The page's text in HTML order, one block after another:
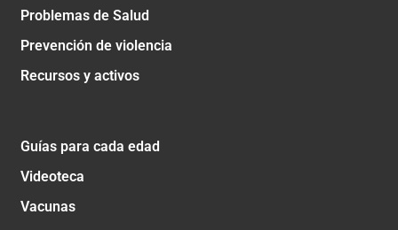
Problemas de Salud
Prevención de violencia
Recursos y activos
Guías para cada edad
Videoteca
Vacunas